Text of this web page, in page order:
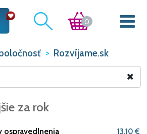
0
Rozvíjame.sk
za rok
ospravedlnenia 13,10 €